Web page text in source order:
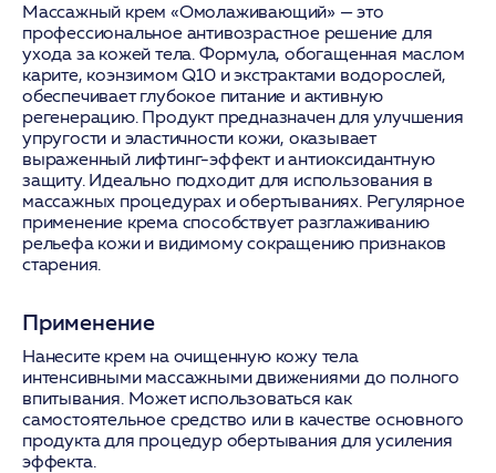
Массажный крем «Омолаживающий» — это
профессиональное антивозрастное решение для
ухода за кожей тела. Формула, обогащенная маслом
карите, коэнзимом Q10 и экстрактами водорослей,
обеспечивает глубокое питание и активную
регенерацию. Продукт предназначен для улучшения
упругости и эластичности кожи, оказывает
выраженный лифтинг-эффект и антиоксидантную
защиту. Идеально подходит для использования в
массажных процедурах и обертываниях. Регулярное
применение крема способствует разглаживанию
рельефа кожи и видимому сокращению признаков
старения.
Применение
Нанесите крем на очищенную кожу тела
интенсивными массажными движениями до полного
впитывания. Может использоваться как
самостоятельное средство или в качестве основного
продукта для процедур обертывания для усиления
эффекта.